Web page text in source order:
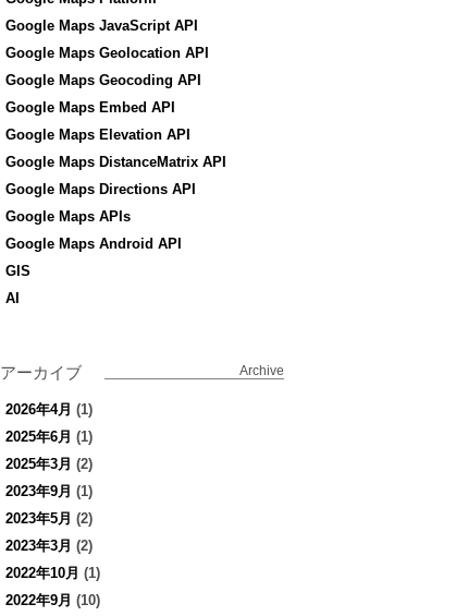
Google Maps JavaScript API
Google Maps Geolocation API
Google Maps Geocoding API
Google Maps Embed API
Google Maps Elevation API
Google Maps DistanceMatrix API
Google Maps Directions API
Google Maps APIs
Google Maps Android API
GIS
AI
アーカイブ Archive
2026年4月 (1)
2025年6月 (1)
2025年3月 (2)
2023年9月 (1)
2023年5月 (2)
2023年3月 (2)
2022年10月 (1)
2022年9月 (10)